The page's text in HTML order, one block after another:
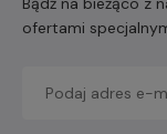
ofertami